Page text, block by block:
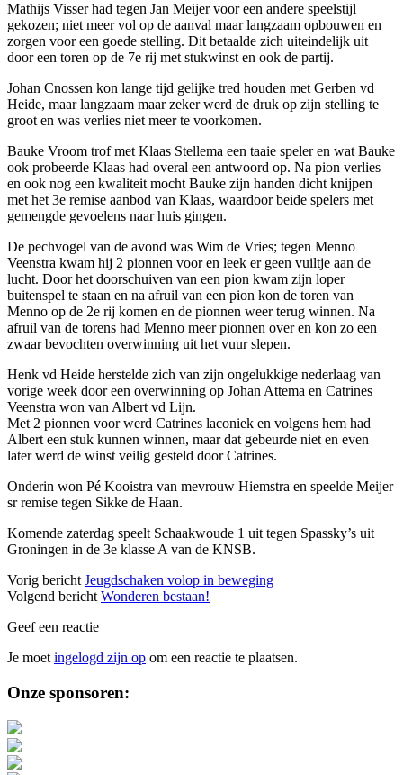
Mathijs Visser had tegen Jan Meijer voor een andere speelstijl
gekozen; niet meer vol op de aanval maar langzaam opbouwen en
zorgen voor een goede stelling. Dit betaalde zich uiteindelijk uit
door een toren op de 7e rij met stukwinst en ook de partij.
Johan Cnossen kon lange tijd gelijke tred houden met Gerben vd
Heide, maar langzaam maar zeker werd de druk op zijn stelling te
groot en was verlies niet meer te voorkomen.
Bauke Vroom trof met Klaas Stellema een taaie speler en wat Bauke
ook probeerde Klaas had overal een antwoord op. Na pion verlies
en ook nog een kwaliteit mocht Bauke zijn handen dicht knijpen
met het 3e remise aanbod van Klaas, waardoor beide spelers met
gemengde gevoelens naar huis gingen.
De pechvogel van de avond was Wim de Vries; tegen Menno
Veenstra kwam hij 2 pionnen voor en leek er geen vuiltje aan de
lucht. Door het doorschuiven van een pion kwam zijn loper
buitenspel te staan en na afruil van een pion kon de toren van
Menno op de 2e rij komen en de pionnen weer terug winnen. Na
afruil van de torens had Menno meer pionnen over en kon zo een
zwaar bevochten overwinning uit het vuur slepen.
Henk vd Heide herstelde zich van zijn ongelukkige nederlaag van
vorige week door een overwinning op Johan Attema en Catrines
Veenstra won van Albert vd Lijn.
Met 2 pionnen voor werd Catrines laconiek en volgens hem had
Albert een stuk kunnen winnen, maar dat gebeurde niet en even
later werd de winst veilig gesteld door Catrines.
Onderin won Pé Kooistra van mevrouw Hiemstra en speelde Meijer
sr remise tegen Sikke de Haan.
Komende zaterdag speelt Schaakwoude 1 uit tegen Spassky’s uit
Groningen in de 3e klasse A van de KNSB.
Vorig bericht Jeugdschaken volop in beweging
Volgend bericht Wonderen bestaan!
Geef een reactie
Je moetingelogd zijn op om een reactie te plaatsen.
Sidebar
Onze sponsoren: